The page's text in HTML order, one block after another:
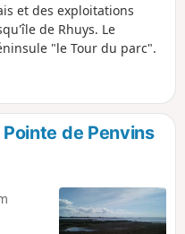
et des exploitations
de Rhuys. Le
"le Tour du parc".
de Penvins